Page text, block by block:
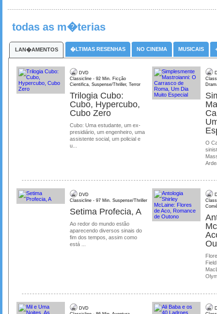
todas as m�terias
LAN�AMENTOS �LTIMAS RESENHAS NO CINEMA MUSICAIS
DVD
Classicline - 92 Min. Ficção
Cientifica, Suspense/Thriller, Terror
Trilogia Cubo:
Cubo, Hypercubo,
Cubo Zero
Cubo: Uma estudante, um ex-
presidiário, um engenheiro, uma
assistente social, um policial e
u...
O
DVD
Classicline - 97 Min. Suspense/Thriller
Setima Profecia, A
Ao redor do mundo estão
aparecendo diversos sinais do
fim dos tempos, assim como
está ...
DVD